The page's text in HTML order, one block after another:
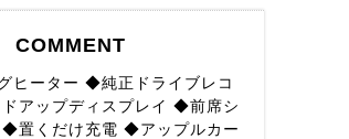
COMMENT
ヒーター ◆純正ドライブレコ
アップディスプレイ ◆前席シ
◆置くだけ充電 ◆アップルカー